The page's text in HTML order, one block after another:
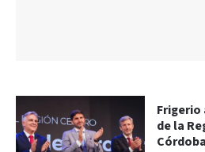
Frigerio
de la
Córdoba